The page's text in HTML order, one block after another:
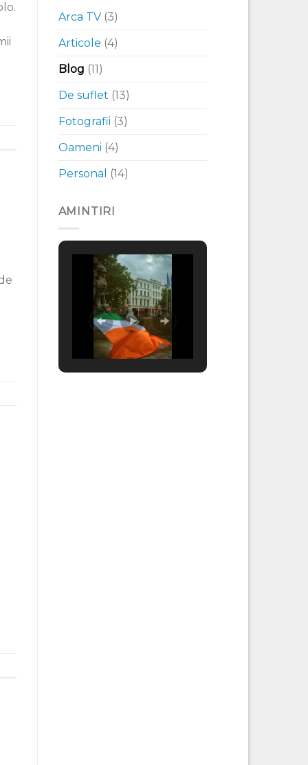
Arca TV(3)
Articole (4)
Blog (11)
De suflet (13)
Fotografii (3)
Oameni (4)
Personal
(14)
AMINTIRI